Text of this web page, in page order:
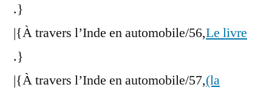
.}
|{À travers l’Inde en automobile/56,Le livre
.}
|{À travers l’Inde en automobile/57,(la